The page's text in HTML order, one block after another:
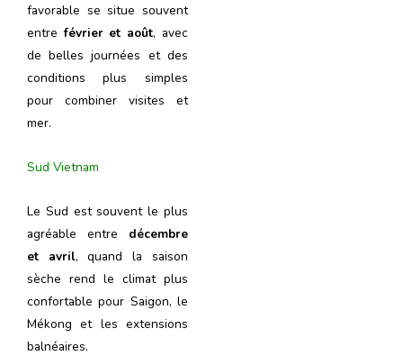
favorable se situe souvent
entrefévrier et août, avec
de belles journées et des
conditions plus simples
pour combiner visites et
mer.
Sud Vietnam
Le Sud est souvent le plus
agréable entre décembre
et avril, quand la saison
sèche rend le climat plus
confortable pour Saigon, le
Mékong et les extensions
balnéaires.